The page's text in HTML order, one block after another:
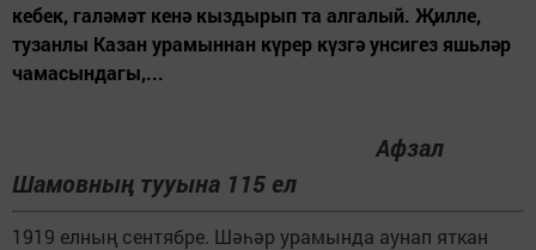
кебек, галәмәт кенә кыздырып та алгалый. Җилле,
тузанлы Казан урамыннан күрер күзгә унсигез яшьләр
чамасындагы,...
Афзал
Шамовның тууына 115 ел
1919 елның сентябре. Шәһәр урамында аунап яткан